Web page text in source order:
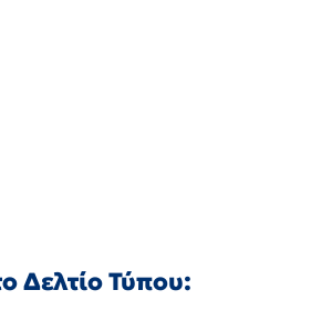
Δελτίο Τύπου: